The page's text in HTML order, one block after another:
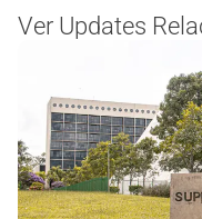
Ver Updates